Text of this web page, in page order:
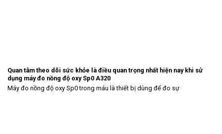
Quan tâm theo dõi sức khỏe là điều quan trọng nhất hiện nay khi sử
dụng máy đo nồng độ oxy Sp0 A320
Máy đo nồng độ oxy Sp0 trong máu là thiết bị dùng để đo sự